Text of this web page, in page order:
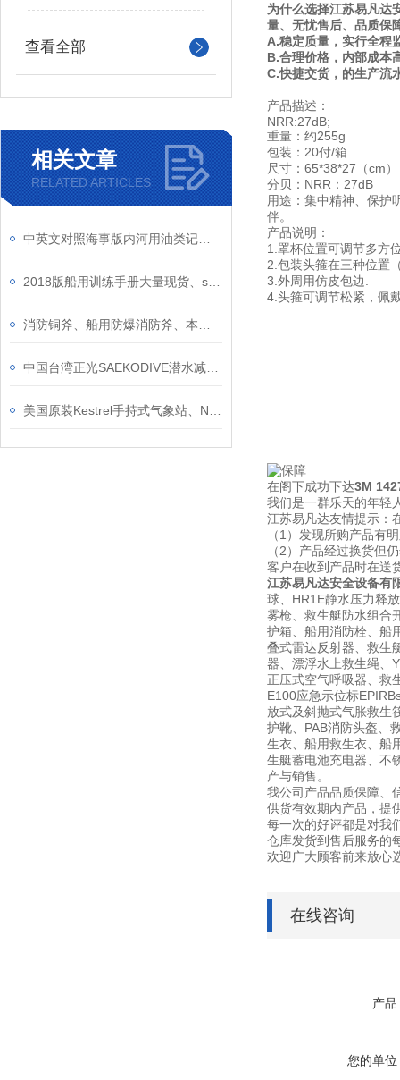
查看全部
相关文章
RELATED ARTICLES
为什么选择江苏易凡达
量、无忧售后、品质保
A.稳定质量，实行全程
B.合理价格，内部成本
C.快捷交货，的生产流
产品描述：
NRR:27dB;
重量：约255g
包装：20付/箱
尺寸：65*38*27（cm
分贝：NRR：27dB
用途：集中精神、保护
伴。
产品说明：
1.罩杯位置可调节多方
2.包装头箍在三种位置
3.外周用仿皮包边.
4.头箍可调节松紧，佩
在阁下成功下达3M
我们是一群乐天的年轻
江苏易凡达友情提示：
（1）发现所购产品有
（2）产品经过换货但
客户在收到产品时在送
江苏易凡达安全设备有
球、HR1E静水压力释
雾枪、救生艇防水组合
护箱、船用消防栓、船
叠式雷达反射器、救生
器、漂浮水上救生绳、
正压式空气呼吸器、救
E100应急示位标
放式及斜抛式气胀救生
护靴、PAB消防头盔、
生衣、船用救生衣、船
生艇蓄电池充电器、不
产与销售。
我公司产品品质保障、
供货有效期内产品，提
每一次的好评都是对我
仓库发货到售后服务的
欢迎广大顾客前来放心
在线咨询
产品
您的单位